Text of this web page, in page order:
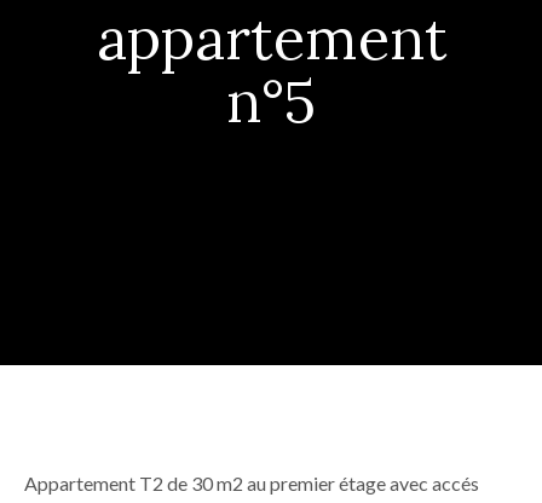
appartement
n°5
Appartement T2 de 30 m2 au premier étage avec accés